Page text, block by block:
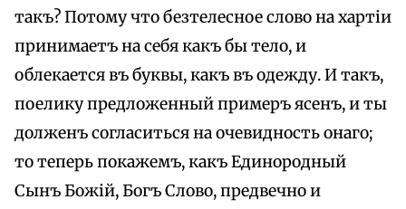
такъ? Потому что безтелесное слово на хартіи
принимаетъ на себя какъ бы тело, и
облекается въ буквы, какъ въ одежду. И такъ,
поелику предложенный примеръ ясенъ, и ты
долженъ согласиться на очевидность онаго;
то теперь покажемъ, какъ Единородный
Сынъ Божій, Богъ Слово, предвечно и